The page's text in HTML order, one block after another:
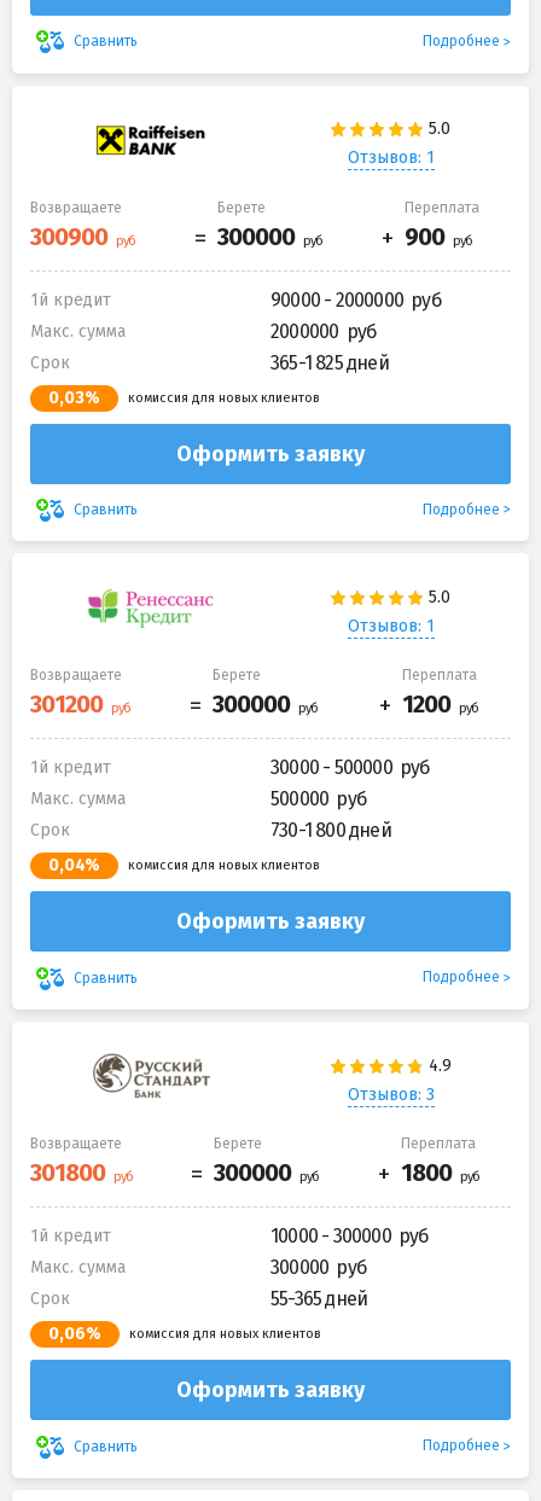
Сравнить Подробнее
Отзывов: 1
Возвращаете Берете Переплата
1й кредит 90000 - 2000000
Макс. сумма 2000000
Срок 365-1 825 дней
0,03% комиссия для новых клиентов
Оформить заявку
Сравнить Подробнее
Отзывов: 1
Возвращаете Берете Переплата
1й кредит 30000 - 500000
Макс. сумма 500000
Срок 730-1 800 дней
0,04% комиссия для новых клиентов
Оформить заявку
Сравнить Подробнее
Отзывов: 3
Возвращаете Берете Переплата
1й кредит 10000 - 300000
Макс. сумма 300000
Срок 55-365 дней
0,06% комиссия для новых клиентов
Оформить заявку
Сравнить Подробнее